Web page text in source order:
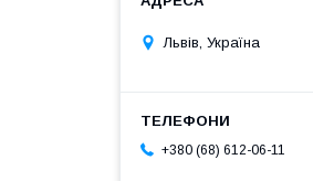
Львів, Україна
+380 (68) 612-06-11